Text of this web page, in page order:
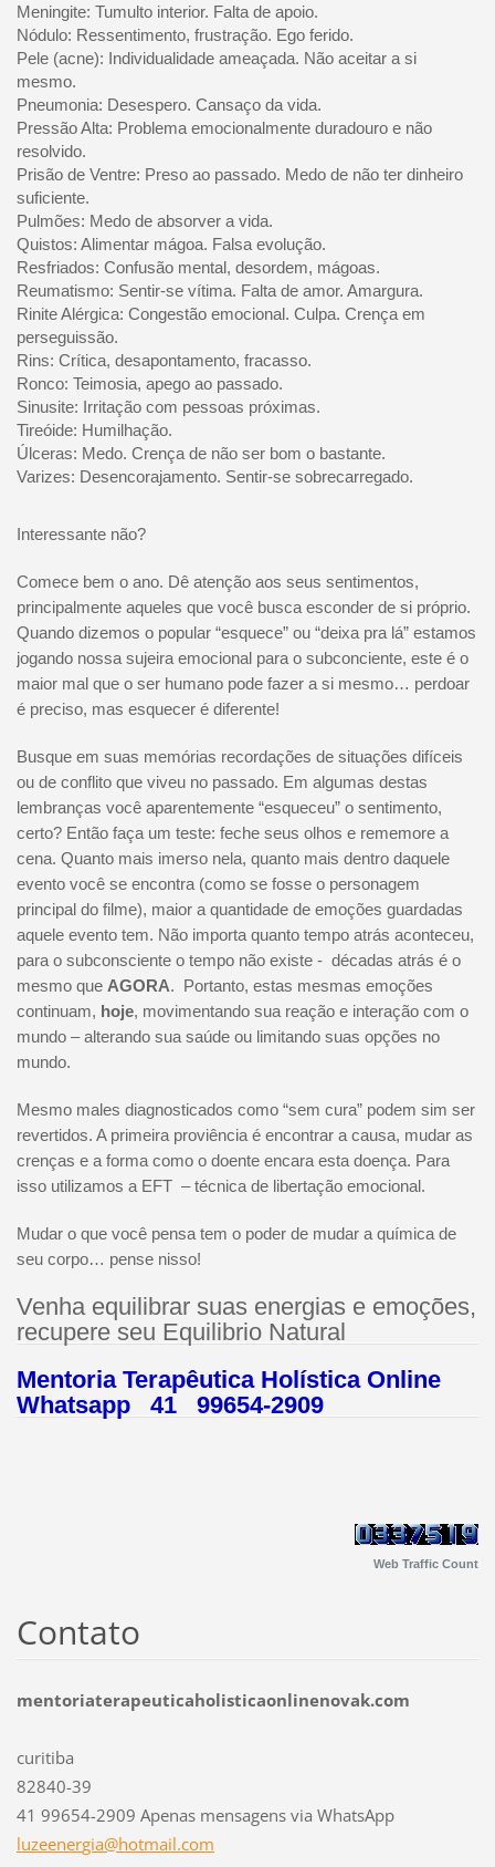
Meningite: Tumulto interior. Falta de apoio.
Nódulo: Ressentimento, frustração. Ego ferido.
Pele (acne): Individualidade ameaçada. Não aceitar a si
mesmo.
Pneumonia: Desespero. Cansaço da vida.
Pressão Alta: Problema emocionalmente duradouro e não
resolvido.
Prisão de Ventre: Preso ao passado. Medo de não ter dinheiro
suficiente.
Pulmões: Medo de absorver a vida.
Quistos: Alimentar mágoa. Falsa evolução.
Resfriados: Confusão mental, desordem, mágoas.
Reumatismo: Sentir-se vítima. Falta de amor. Amargura.
Rinite Alérgica: Congestão emocional. Culpa. Crença em
perseguissão.
Rins: Crítica, desapontamento, fracasso.
Ronco: Teimosia, apego ao passado.
Sinusite: Irritação com pessoas próximas.
Tireóide: Humilhação.
Úlceras: Medo. Crença de não ser bom o bastante.
Varizes: Desencorajamento. Sentir-se sobrecarregado.
Interessante não?
Comece bem o ano. Dê atenção aos seus sentimentos,
principalmente aqueles que você busca esconder de si próprio.
Quando dizemos o popular “esquece” ou “deixa pra lá” estamos
jogando nossa sujeira emocional para o subconciente, este é o
maior mal que o ser humano pode fazer a si mesmo… perdoar
é preciso, mas esquecer é diferente!
Busque em suas memórias recordações de situações difíceis
ou de conflito que viveu no passado. Em algumas destas
lembranças você aparentemente “esqueceu” o sentimento,
certo? Então faça um teste: feche seus olhos e rememore a
cena. Quanto mais imerso nela, quanto mais dentro daquele
evento você se encontra (como se fosse o personagem
principal do filme), maior a quantidade de emoções guardadas
aquele evento tem. Não importa quanto tempo atrás aconteceu,
para o subconsciente o tempo não existe - décadas atrás é o
mesmo que AGORA. Portanto, estas mesmas emoções
continuam, hoje, movimentando sua reação e interação com o
mundo – alterando sua saúde ou limitando suas opções no
mundo.
Mesmo males diagnosticados como “sem cura” podem sim ser
revertidos. A primeira proviência é encontrar a causa, mudar as
crenças e a forma como o doente encara esta doença. Para
isso utilizamos a EFT – técnica de libertação emocional.
Mudar o que você pensa tem o poder de mudar a química de
seu corpo… pense nisso!
Venha equilibrar suas energias e emoções,
recupere seu Equilibrio Natural
Mentoria Terapêutica Holística Online
Whatsapp 41 99654-2909
Web Traffic Count
Contato
mentoriaterapeuticaholisticaonlinenovak.com
curitiba
82840-39
41 99654-2909 Apenas mensagens via WhatsApp
luzeenergia@hotmail.com